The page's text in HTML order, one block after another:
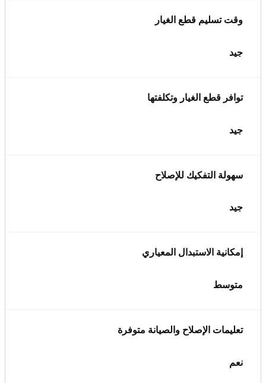
وقت تسليم قطع الغيار
جيد
توافر قطع الغيار وتكلفتها
جيد
سهولة التفكيك للإصلاح
جيد
إمكانية الاستبدال المعياري
متوسط
تعليمات الإصلاح والصيانة متوفرة
نعم